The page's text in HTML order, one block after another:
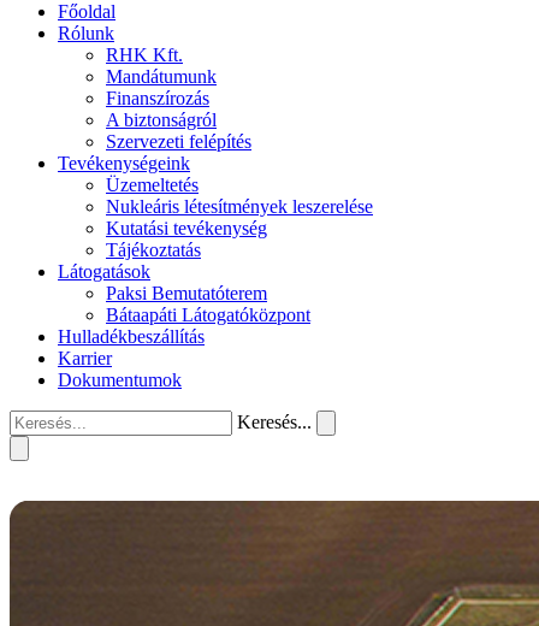
Főoldal
Rólunk
RHK Kft.
Mandátumunk
Finanszírozás
A biztonságról
Szervezeti felépítés
Tevékenységeink
Üzemeltetés
Nukleáris létesítmények leszerelése
Kutatási tevékenység
Tájékoztatás
Látogatások
Paksi Bemutatóterem
Bátaapáti Látogatóközpont
Hulladékbeszállítás
Karrier
Dokumentumok
Keresés...